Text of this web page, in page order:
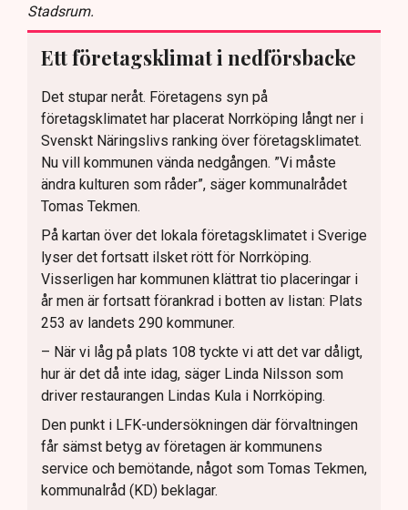
Stadsrum.
Ett företagsklimat i nedförsbacke
Det stupar neråt. Företagens syn på
företagsklimatet har placerat Norrköping långt ner i
Svenskt Näringslivs ranking över företagsklimatet.
Nu vill kommunen vända nedgången. ”Vi måste
ändra kulturen som råder”, säger kommunalrådet
Tomas Tekmen.
På kartan över det lokala företagsklimatet i Sverige
lyser det fortsatt ilsket rött för Norrköping.
Visserligen har kommunen klättrat tio placeringar i
år men är fortsatt förankrad i botten av listan: Plats
253 av landets 290 kommuner.
– När vi låg på plats 108 tyckte vi att det var dåligt,
hur är det då inte idag, säger Linda Nilsson som
driver restaurangen Lindas Kula i Norrköping.
Den punkt i LFK-undersökningen där förvaltningen
får sämst betyg av företagen är kommunens
service och bemötande, något som Tomas Tekmen,
kommunalråd (KD) beklagar.